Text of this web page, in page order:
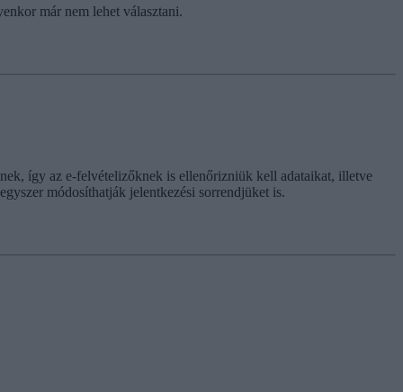
már nem lehet választani.
így az e-felvételizőknek is ellenőrizniük kell adataikat, illetve
módosíthatják jelentkezési sorrendjüket is.